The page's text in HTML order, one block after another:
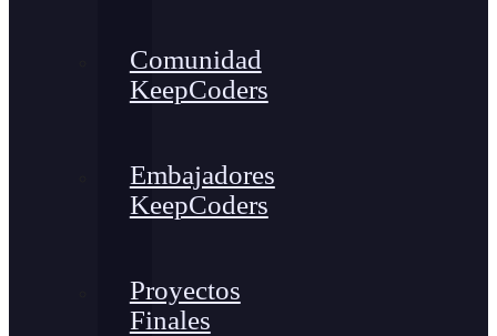
Comunidad
KeepCoders
Embajadores
KeepCoders
Proyectos
Finales